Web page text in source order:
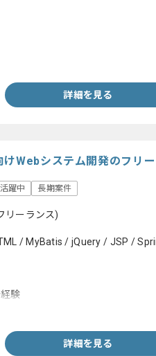
詳細を見る
けWebシステム開発のフリ
躍中 長期案件
リーランス)
/ MyBatis / jQuery / JSP /
験
詳細を見る